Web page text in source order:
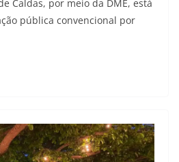
Caldas, por meio da DME, está
pública convencional por